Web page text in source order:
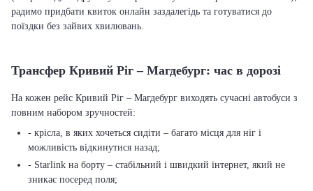
радимо придбати квиток онлайн заздалегідь та готуватися до
поїздки без зайвих хвилювань.
Трансфер Кривий Ріг – Магдебург: час в дорозі
На кожен рейс Кривий Ріг – Магдебург виходять сучасні автобуси з
повним набором зручностей:
- крісла, в яких хочеться сидіти – багато місця для ніг і
можливість відкинутися назад;
- Starlink на борту – стабільний і швидкий інтернет, який не
зникає посеред поля;